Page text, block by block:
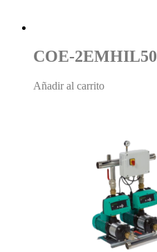
COE-
Añadir al carrito